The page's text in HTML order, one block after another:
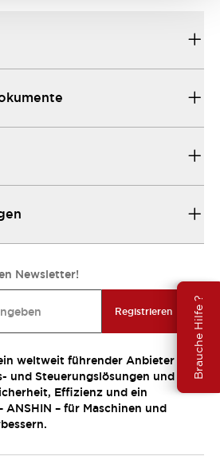
Brauche Hilfe ?
Newsletter!
Registrieren
weltweit führender Anbieter
und Steuerungslösungen und
Effizienz und ein
ANSHIN – für Maschinen und